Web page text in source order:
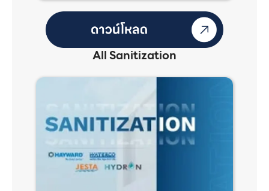
All Sanitization